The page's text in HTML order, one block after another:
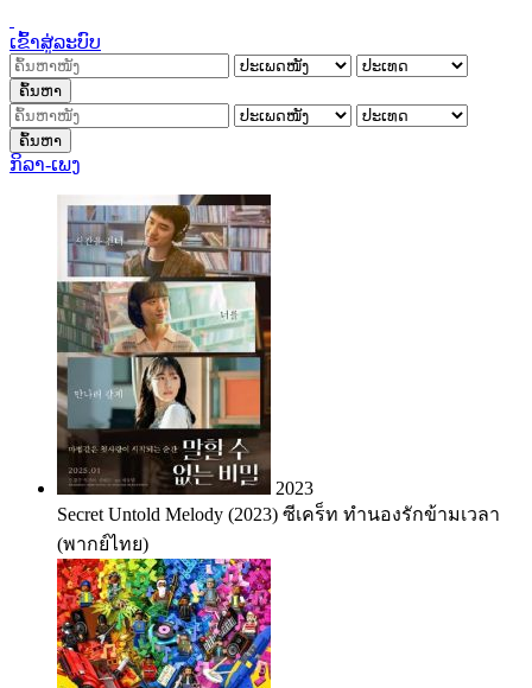
ເຂົ້າສູ່ລະບົບ
ຄົ້ນຫາ
ຄົ້ນຫາ
ກິລາ-ເພງ
2023
Secret Untold Melody (2023) ซีเคร็ท ทำนองรักข้ามเวลา
(พากย์ไทย)